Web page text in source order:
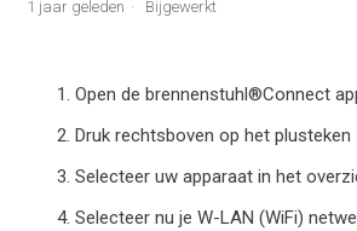
1 jaar geleden Bijgewerkt
Open de brennenstuhl®Connect
Druk rechtsboven op het plusteken
Selecteer uw apparaat in het
Selecteer nu je W-LAN (WiFi)